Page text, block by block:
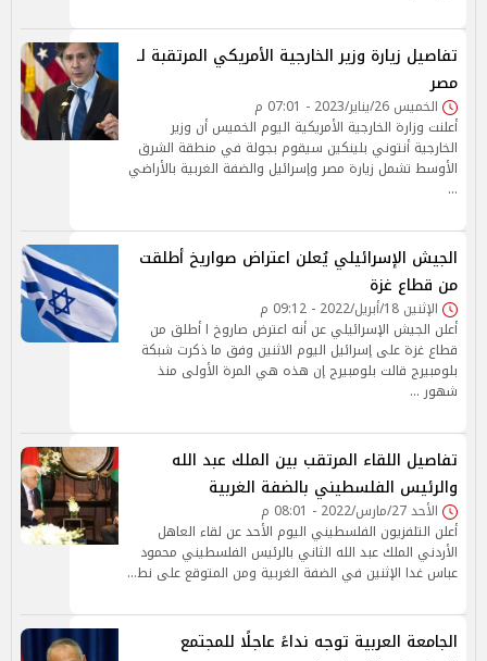
تفاصيل زيارة وزير الخارجية الأمريكي المرتقبة لـ
مصر
الخميس 26/يناير/2023 - 07:01 م
أعلنت وزارة الخارجية الأمريكية اليوم الخميس أن وزير
الخارجية أنتوني بلينكين سيقوم بجولة في منطقة الشرق
الأوسط تشمل زيارة مصر وإسرائيل والضفة الغربية بالأراضي
…
الجيش الإسرائيلي يُعلن اعتراض صواريخ أطلقت
من قطاع غزة
الإثنين 18/أبريل/2022 - 09:12 م
أعلن الجيش الإسرائيلي عن أنه اعترض صاروخ ا أطلق من
قطاع غزة على إسرائيل اليوم الاثنين وفق ما ذكرت شبكة
بلومبيرج قالت بلومبيرج إن هذه هي المرة الأولى منذ
شهور …
تفاصيل اللقاء المرتقب بين الملك عبد الله
والرئيس الفلسطيني بالضفة الغربية
الأحد 27/مارس/2022 - 08:01 م
أعلن التلفزيون الفلسطيني اليوم الأحد عن لقاء العاهل
الأردني الملك عبد الله الثاني بالرئيس الفلسطيني محمود
عباس غدا الإثنين في الضفة الغربية ومن المتوقع على نط…
الجامعة العربية توجه نداءً عاجلًا للمجتمع